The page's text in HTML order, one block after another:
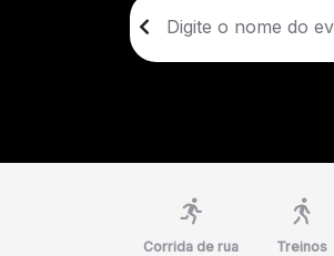
Corrida de rua Treinos